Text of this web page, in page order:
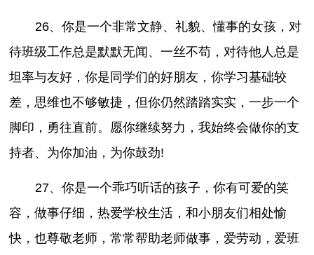
26、你是一个非常文静、礼貌、懂事的女孩，对
待班级工作总是默默无闻、一丝不苟，对待他人总是
坦率与友好，你是同学们的好朋友，你学习基础较
差，思维也不够敏捷，但你仍然踏踏实实，一步一个
脚印，勇往直前。愿你继续努力，我始终会做你的支
持者、为你加油，为你鼓劲!
27、你是一个乖巧听话的孩子，你有可爱的笑
容，做事仔细，热爱学校生活，和小朋友们相处愉
快，也尊敬老师，常常帮助老师做事，爱劳动，爱班